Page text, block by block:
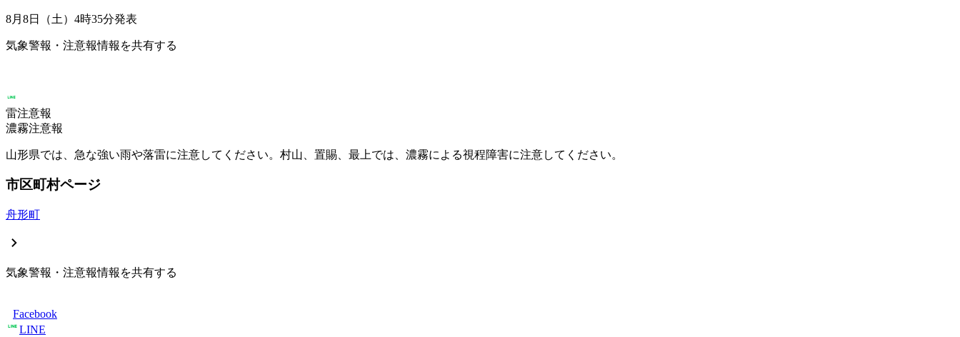
8月8日（土）4時35分発表
気象警報・注意報情報を共有する
雷注意報
濃霧注意報
山形県では、急な強い雨や落雷に注意してください。村山、置賜、最上では、濃霧による視程障害に注意してください。
市区町村ページ
舟形町
気象警報・注意報情報を共有する
Facebook
LINE